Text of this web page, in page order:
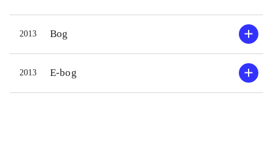
2013 Bog
2013 E-bog